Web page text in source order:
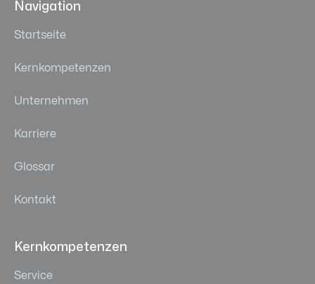
Navigation
Startseite
Kernkompetenzen
Unternehmen
Karriere
Glossar
Kontakt
Kernkompetenzen
Service